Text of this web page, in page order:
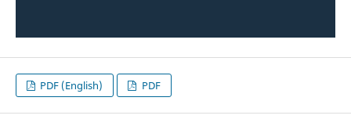
PDF (English) PDF